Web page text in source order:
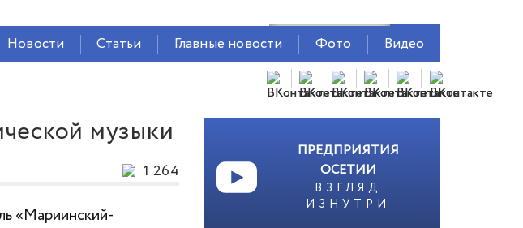
1.72 м/с
Новости Статьи Главные новости Фото Видео
музыки
1 264
«Мариинский-
ПРЕДПРИЯТИЯ
ОСЕТИИ
ВЗГЛЯД
ИЗНУТРИ